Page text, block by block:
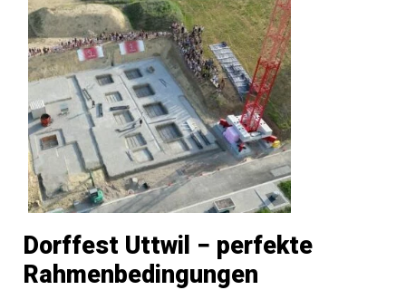
Dorffest Uttwil − perfekte
Rahmenbedingungen